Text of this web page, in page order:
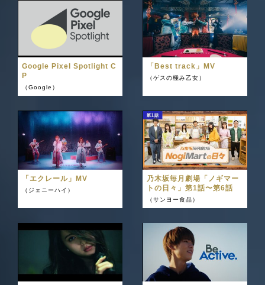
Google Pixel Spotlight C
P
（Google）
「Best track」MV
（ゲスの極み乙女）
「エクレール」MV
（ジェニーハイ）
乃木坂毎月劇場「ノギマー
トの日々」第1話〜第6話
（サンヨー食品）